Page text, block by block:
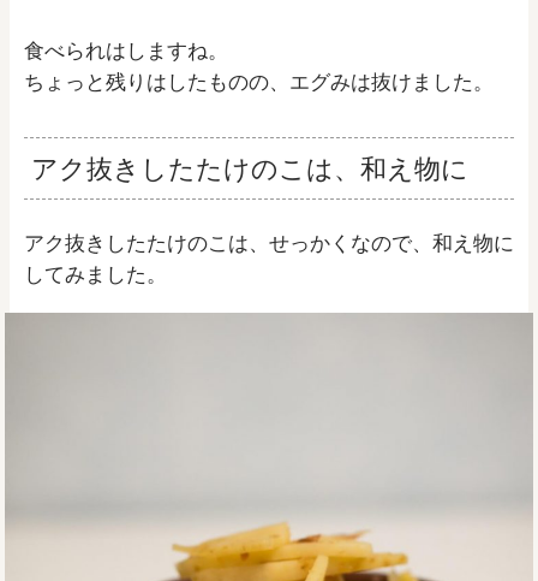
食べられはしますね。
ちょっと残りはしたものの、エグみは抜けました。
アク抜きしたたけのこは、和え物に
アク抜きしたたけのこは、せっかくなので、和え物に
してみました。